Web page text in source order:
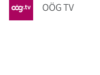
OÖG TV